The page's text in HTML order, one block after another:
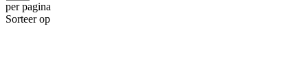
per pagina
Sorteer op